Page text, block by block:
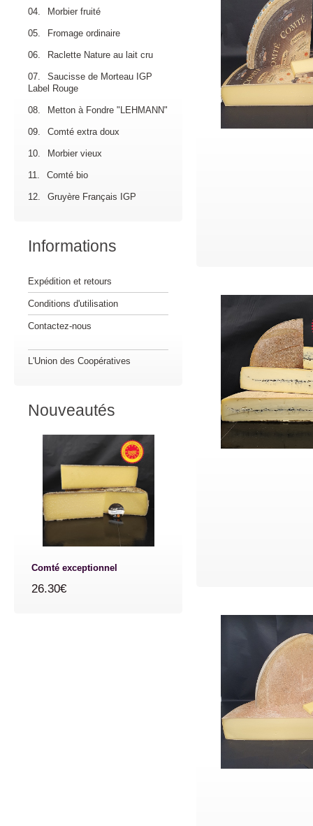
04. Morbier fruité
05. Fromage ordinaire
06. Raclette Nature au lait cru
07.
Saucisse de Morteau IGP
Label Rouge
08. Metton à Fondre "LEHMANN"
09. Comté extra doux
10. Morbier vieux
11. Comté bio
12. Gruyère Français IGP
Informations
Expédition et retours
Conditions d'utilisation
Contactez-nous
L'Union des Coopératives
Nouveautés
Comté exceptionnel
26.30€